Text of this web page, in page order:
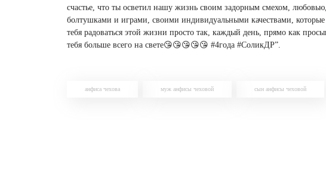
счастье, что ты осветил нашу жизнь своим задорным смехом,
болтушками и играми, своими индивидуальными качествами,
тебя радоваться этой жизни просто так, каждый день, прямо как
тебя больше всего на свете😘😘😘😘😘 #4года #СоликДР”.
анфиса чехова муж анфисы чеховой сын анфисы чеховой